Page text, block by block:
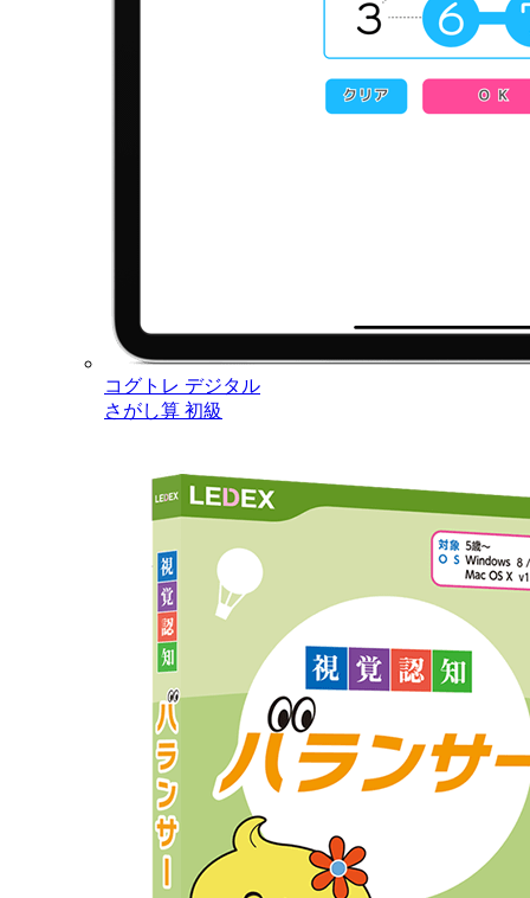
コグトレ デジタル
さがし算 初級